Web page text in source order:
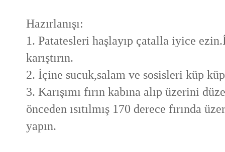
Hazırlanışı:
1. Patatesleri haşlayıp çatalla iyice
karıştırın.
2. İçine sucuk,salam ve sosisleri küp
3. Karışımı fırın kabına alıp üzerini
önceden ısıtılmış 170 derece fırında
yapın.